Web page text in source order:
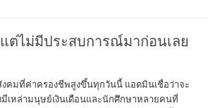
ต่ไม่มีประสบการณ์มาก่อนเลย
งคมที่ค่าครองชีพสูงขึ้นทุกวันนี้ แอดมินเชื่อว่าจะ
มีเหล่ามนุษย์เงินเดือนและนักศึกษาหลายคนที่